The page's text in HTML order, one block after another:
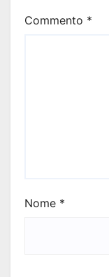
Commento *
Nome *